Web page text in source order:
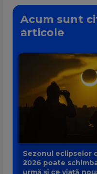
Acum sunt
articole
Sezonul eclipselor
2026 poate
urmă și ce viață